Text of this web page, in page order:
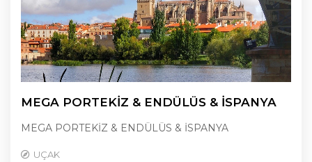
MEGA PORTEKİZ & ENDÜLÜS & İSPANYA
MEGA PORTEKİZ & ENDÜLÜS & İSPANYA
UÇAK